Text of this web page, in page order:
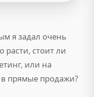
я задал очень
стоит ли
или на
прямые продажи?